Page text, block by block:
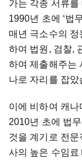
가는 각종 서류
1990년 초에 ‘법
매년 극소수의
하여 법원, 검찰,
하여 제출해주는
나로 자리를 잡았
이에 비하여 캐
2010년 초에 법
것을 계기로 전
사의 높은 수임료